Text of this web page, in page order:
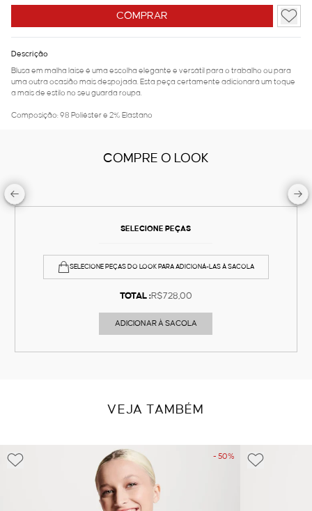
COMPRAR
Descrição
Blusa em malha laise é uma escolha elegante e versátil para o trabalho ou para
uma outra ocasião mais despojada. Esta peça certamente adicionará um toque
a mais de estilo no seu guarda roupa.
Composição: 98 Poliéster e 2% Elastano
COMPRE O LOOK
SELECIONE PEÇAS
SELECIONE PEÇAS DO LOOK PARA ADICIONÁ-LAS À SACOLA
TOTAL :R$728,00
ADICIONAR À SACOLA
VEJA TAMBÉM
- 50%